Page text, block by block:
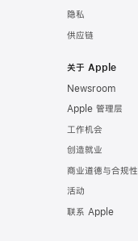
隐私
供应链
关于 Apple
Newsroom
Apple 管理层
工作机会
创造就业
商业道德与合规性
活动
联系 Apple